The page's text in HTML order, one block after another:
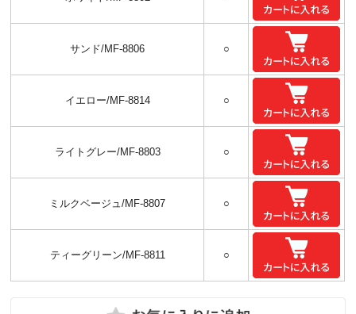
サンド/MF-8806 ○
イエロー/MF-8814 ○
ライトグレー/MF-8803 ○
ミルクベージュ/MF-8807 ○
ティーグリーン/MF-8811 ○